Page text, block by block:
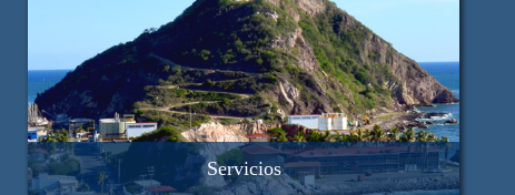
Servicios